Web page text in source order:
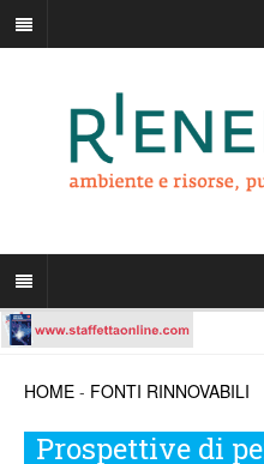
HOME - FONTI RINNOVABILI
Prospettive di